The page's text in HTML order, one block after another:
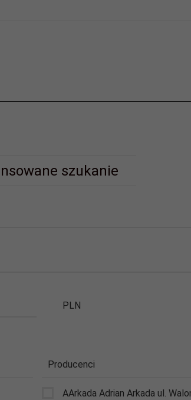
szukanie
PLN
Producenci
AArkada Adrian Arkada ul.